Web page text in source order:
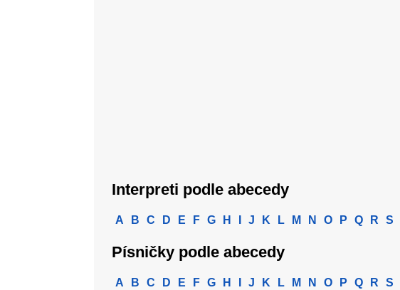
Interpreti podle abecedy
A B C D E F G H J K L M N O P Q R S
Písničky podle abecedy
A B C D E F G H J K L M N O P Q R S